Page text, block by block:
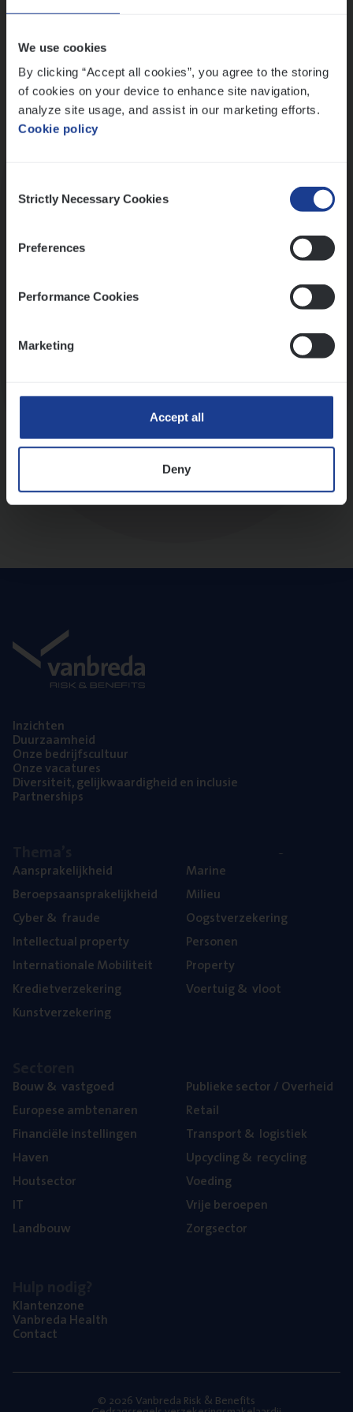
We use cookies
By clicking “Accept all cookies”, you agree to the storing
of cookies on your device to enhance site navigation,
analyze site usage, and assist in our marketing efforts.
Cookie policy
Selection
Strictly Necessary Cookies
Preferences
Performance Cookies
Marketing
Accept all
Deny
Inzich­ten
Duur­zaam­heid
Onze bedrijfs­cul­tuur
Onze vaca­tu­res
Diver­si­teit, gelijk­waar­dig­heid en inclusie
Part­ner­ships
Aan­spra­ke­lijk­heid
Beroeps­aan­spra­ke­lijk­heid
Cyber& fraude
Intel­lec­tu­al property
Inter­na­ti­o­na­le Mobiliteit
Kre­diet­ver­ze­ke­ring
Kunst­ver­ze­ke­ring
Mari­ne
Mili­eu
Oogst­ver­ze­ke­ring
Per­so­nen
Pro­per­ty
Voer­tuig& vloot
Bouw& vastgoed
Euro­pe­se ambtenaren
Finan­ci­ë­le instellingen
Haven
Hout­sec­tor
IT
Land­bouw
Publie­ke sec­tor / Overheid
Retail
Trans­port& logistiek
Upcy­cling& recycling
Voe­ding
Vrije beroe­pen
Zorg­sec­tor
Klan­ten­zo­ne
Van­b­re­da Health
Con­tact
© 2026 Vanbreda Risk & Benefits